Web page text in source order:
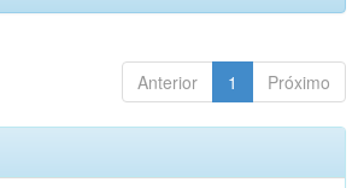
Anterior 1 Próximo